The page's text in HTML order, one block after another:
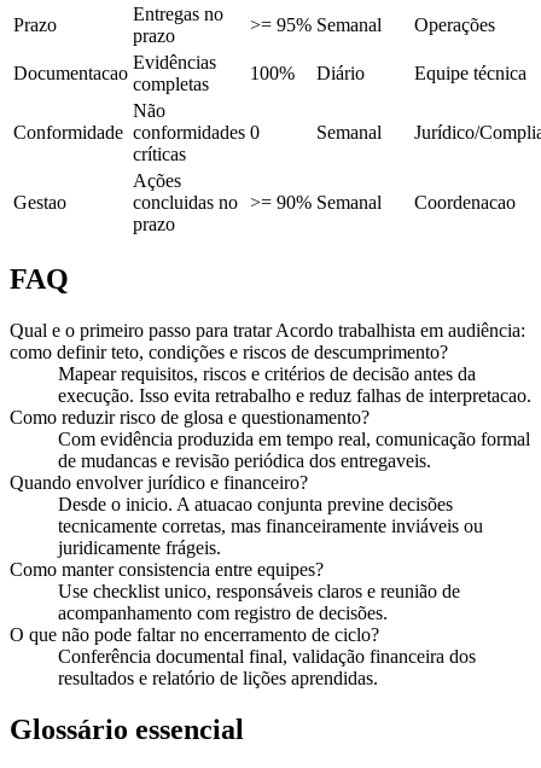
Prazo
Entregas no
prazo
>= 95% Semanal Operações
Documentacao
Evidências
completas
100% Diário Equipe técnica
Conformidade
Não
conformidades
críticas
0 Semanal Jurídico/
Gestao
Ações
concluidas no
prazo
>= 90% Semanal Coordenacao
FAQ
Qual e o primeiro passo para tratar Acordo trabalhista em audiência:
como definir teto, condições e riscos de descumprimento?
Mapear requisitos, riscos e critérios de decisão antes da
execução. Isso evita retrabalho e reduz falhas de interpretacao.
Como reduzir risco de glosa e questionamento?
Com evidência produzida em tempo real, comunicação formal
de mudancas e revisão periódica dos entregaveis.
Quando envolver jurídico e financeiro?
Desde o inicio. A atuacao conjunta previne decisões
tecnicamente corretas, mas financeiramente inviáveis ou
juridicamente frágeis.
Como manter consistencia entre equipes?
Use checklist unico, responsáveis claros e reunião de
acompanhamento com registro de decisões.
O que não pode faltar no encerramento de ciclo?
Conferência documental final, validação financeira dos
resultados e relatório de lições aprendidas.
Glossário essencial